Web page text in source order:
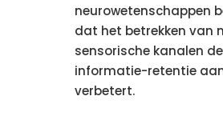
neurowetenschappen
dat het betrekken van
sensorische kanalen de
informatie-retentie
verbetert.